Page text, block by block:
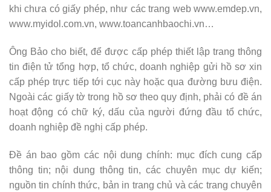
khi chưa có giấy phép, như các trang web www.emdep.vn,
www.myidol.com.vn, www.toancanhbaochi.vn…
Ông Bảo cho biết, để được cấp phép thiết lập trang thông
tin điện tử tổng hợp, tổ chức, doanh nghiệp gửi hồ sơ xin
cấp phép trực tiếp tới cục này hoặc qua đường bưu điện.
Ngoài các giấy tờ trong hồ sơ theo quy định, phải có đề án
hoạt động có chữ ký, dấu của người đứng đầu tổ chức,
doanh nghiệp đề nghị cấp phép.
Đề án bao gồm các nội dung chính: mục đích cung cấp
thông tin; nội dung thông tin, các chuyên mục dự kiến;
nguồn tin chính thức, bản in trang chủ và các trang chuyên